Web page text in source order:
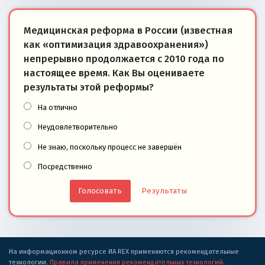
Медицинская реформа в России (известная
как «оптимизация здравоохранения»)
непрерывно продолжается с 2010 года по
настоящее время. Как Вы оцениваете
результаты этой реформы?
На отлично
Неудовлетворительно
Не знаю, поскольку процесс не завершён
Посредственно
Результаты
На информационном ресурсе ИА REX применяются рекомендательные
технологии. Правила применения рекомендательных технологий.